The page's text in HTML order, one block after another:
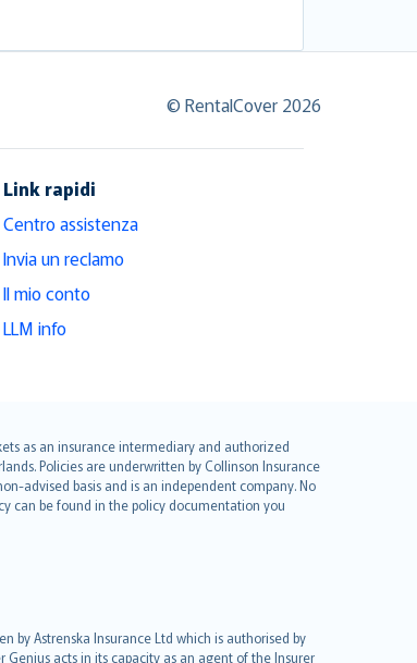
© RentalCover 2026
Link rapidi
Centro assistenza
Invia un reclamo
Il mio conto
LLM info
as an insurance intermediary and authorized
Policies are underwritten by Collinson Insurance
advised basis and is an independent company. No
can be found in the policy documentation you
by Astrenska Insurance Ltd which is authorised by
acts in its capacity as an agent of the Insurer